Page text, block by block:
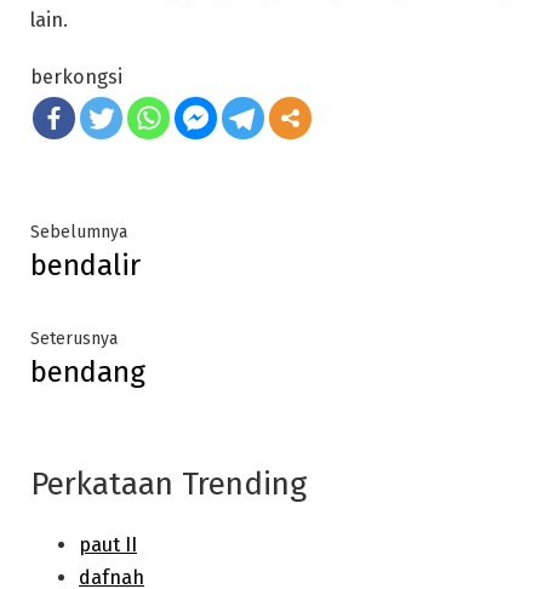
lain.
berkongsi
Post
navigation
SebelumnyaPrevious
post:
bendalir
SeterusnyaNext
post:
bendang
Perkataan Trending